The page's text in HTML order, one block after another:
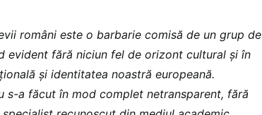
români este o barbarie comisă de un grup de
evident fără niciun fel de orizont cultural și în
și identitatea noastră europeană.
s-a făcut în mod complet netransparent, fără